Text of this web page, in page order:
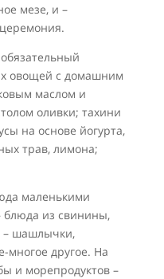
мезе, и –
овощей с домашним
маслом и
оливки; тахини
на основе йогурта,
трав, лимона;
маленькими
блюда из свинины,
– шашлычки,
многое другое. На
и морепродуктов –